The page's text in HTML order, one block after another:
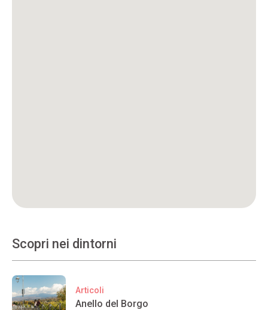
Scopri nei dintorni
Articoli
Anello del Borgo